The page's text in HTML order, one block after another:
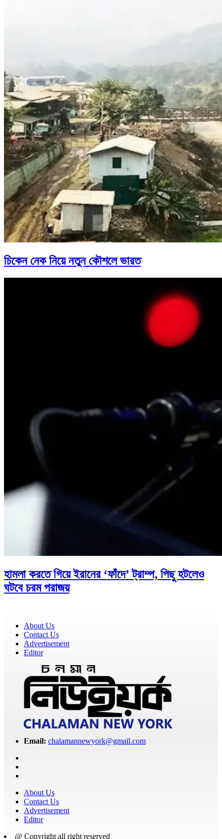
চিকেন নেক নিয়ে নতুন কৌশলে ভারত
হামলা করতে গিয়ে ইরানের ‘ফাঁদে’ ট্রাম্প, পিছু হটলেও
ঘটবে চরম পরাজয়
About Us
Contact Us
Advertisement
Editor
Email: chalamannewyork@gmail.com
About Us
Contact Us
Advertisement
Editor
@ Copyright all right reserved